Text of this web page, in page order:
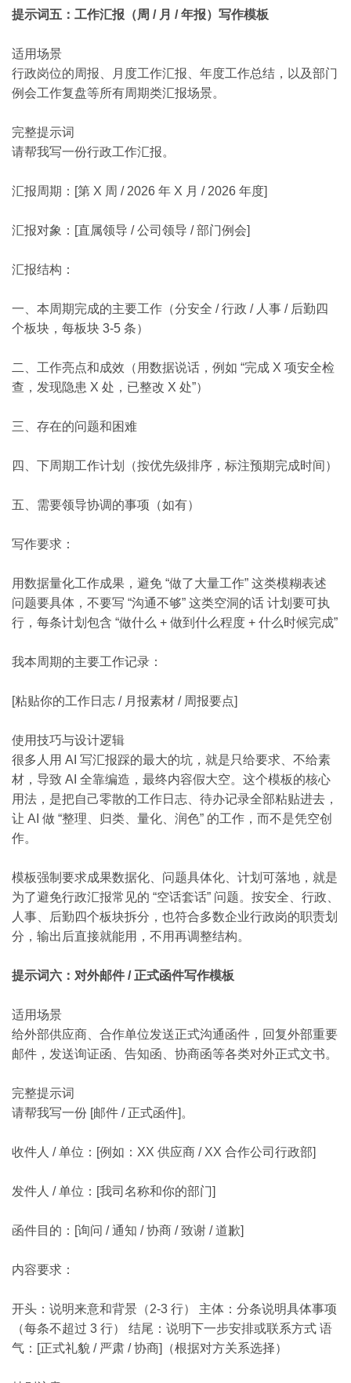
提示词五：工作汇报（周 / 月 / 年报）写作模板
适用场景
行政岗位的周报、月度工作汇报、年度工作总结，以及部门
例会工作复盘等所有周期类汇报场景。
完整提示词
请帮我写一份行政工作汇报。
汇报周期：[第 X 周 / 2026 年 X 月 / 2026 年度]
汇报对象：[直属领导 / 公司领导 / 部门例会]
汇报结构：
一、本周期完成的主要工作（分安全 / 行政 / 人事 / 后勤四
个板块，每板块 3-5 条）
二、工作亮点和成效（用数据说话，例如 “完成 X 项安全检
查，发现隐患 X 处，已整改 X 处”）
三、存在的问题和困难
四、下周期工作计划（按优先级排序，标注预期完成时间）
五、需要领导协调的事项（如有）
写作要求：
用数据量化工作成果，避免 “做了大量工作” 这类模糊表述
问题要具体，不要写 “沟通不够” 这类空洞的话 计划要可执
行，每条计划包含 “做什么 + 做到什么程度 + 什么时候完成”
我本周期的主要工作记录：
[粘贴你的工作日志 / 月报素材 / 周报要点]
使用技巧与设计逻辑
很多人用 AI 写汇报踩的最大的坑，就是只给要求、不给素
材，导致 AI 全靠编造，最终内容假大空。这个模板的核心
用法，是把自己零散的工作日志、待办记录全部粘贴进去，
让 AI 做 “整理、归类、量化、润色” 的工作，而不是凭空创
作。
模板强制要求成果数据化、问题具体化、计划可落地，就是
为了避免行政汇报常见的 “空话套话” 问题。按安全、行政、
人事、后勤四个板块拆分，也符合多数企业行政岗的职责划
分，输出后直接就能用，不用再调整结构。
提示词六：对外邮件 / 正式函件写作模板
适用场景
给外部供应商、合作单位发送正式沟通函件，回复外部重要
邮件，发送询证函、告知函、协商函等各类对外正式文书。
完整提示词
请帮我写一份 [邮件 / 正式函件]。
收件人 / 单位：[例如：XX 供应商 / XX 合作公司行政部]
发件人 / 单位：[我司名称和你的部门]
函件目的：[询问 / 通知 / 协商 / 致谢 / 道歉]
内容要求：
开头：说明来意和背景（2-3 行） 主体：分条说明具体事项
（每条不超过 3 行） 结尾：说明下一步安排或联系方式 语
气：[正式礼貌 / 严肃 / 协商]（根据对方关系选择）